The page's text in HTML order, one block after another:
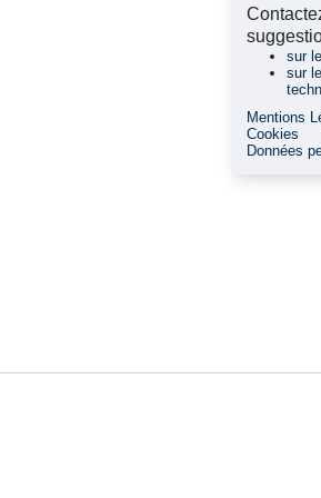
sur
sur
Mentions
Cookies
Données